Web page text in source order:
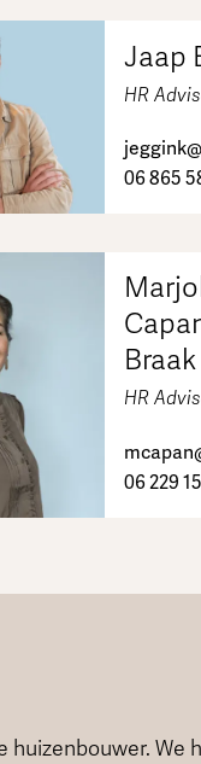
Jaap
HR
06 865
Braak
HR
06 229
huizenbouwer. We